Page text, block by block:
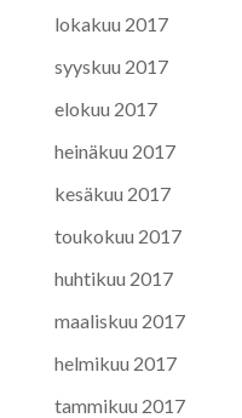
lokakuu 2017
syyskuu 2017
elokuu 2017
heinäkuu 2017
kesäkuu 2017
toukokuu 2017
huhtikuu 2017
maaliskuu 2017
helmikuu 2017
tammikuu 2017